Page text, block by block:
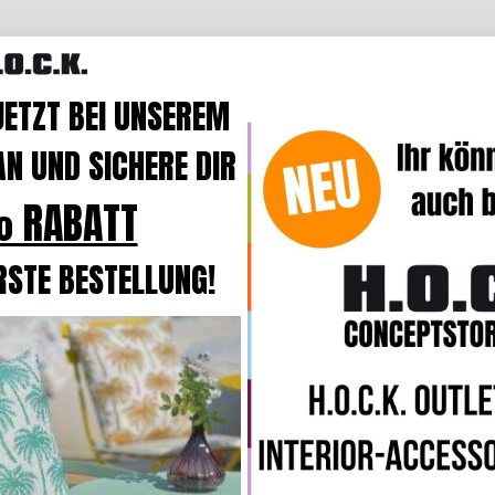
Streifen
Wer
Dieser
BEI UNSEREM
UND SICHERE DIR
BESTELLUNG!